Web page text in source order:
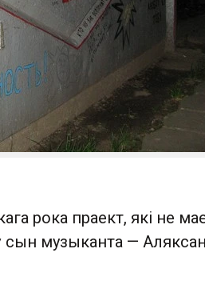
рока праект, які не
сын музыканта —